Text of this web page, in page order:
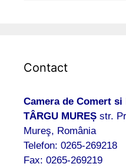
Contact
Camera de Comert
TÂRGU MUREȘ str.
Mureş, România
Telefon: 0265-269218
Fax: 0265-269219